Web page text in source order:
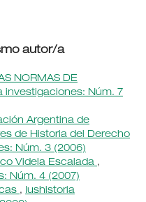
autor/a
NORMAS DE
investigaciones: Núm. 7
Argentina de
de Historia del Derecho
Núm. 3 (2006)
Videla Escalada ,
Núm. 4 (2007)
, Iushistoria